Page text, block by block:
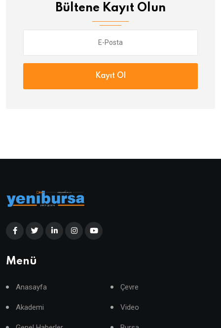
Bültene Kayıt Olun
Kayıt Ol
Menü
Anasayfa Çevre
Akademi Video